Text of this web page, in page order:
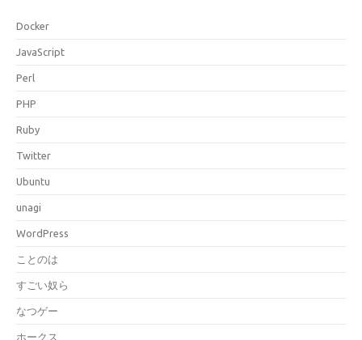
Docker
JavaScript
Perl
PHP
Ruby
Twitter
Ubuntu
unagi
WordPress
ことのは
すごい奴ら
なつゲー
ホークス